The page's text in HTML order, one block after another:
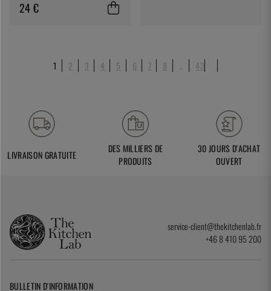
Buyer
24 €
1 2 3 4 5 6 7 8 .. 43
LIVRAISON GRATUITE
DES MILLIERS DE
PRODUITS
30 JOURS D'ACHAT
OUVERT
service-client@thekitchenlab.fr
+46 8 410 95 200
BULLETIN D'INFORMATION